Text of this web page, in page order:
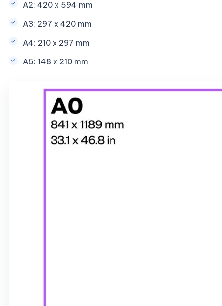
A2: 420 x 594 mm
A3: 297 x 420 mm
A4: 210 x 297 mm
A5: 148 x 210 mm